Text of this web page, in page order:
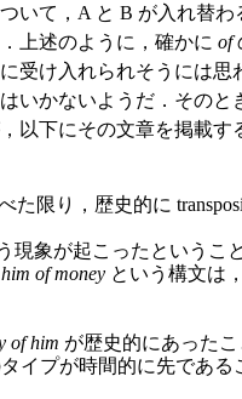
いて，A と B が入れ替わ
上述のように，確かに of
受け入れられそうには
いかないようだ．そのと
以下にその文章を掲載す
た限り，歴史的に
現象が起こったというこ
of money という構文は
of him が歴史的にあった
イプが時間的に先である